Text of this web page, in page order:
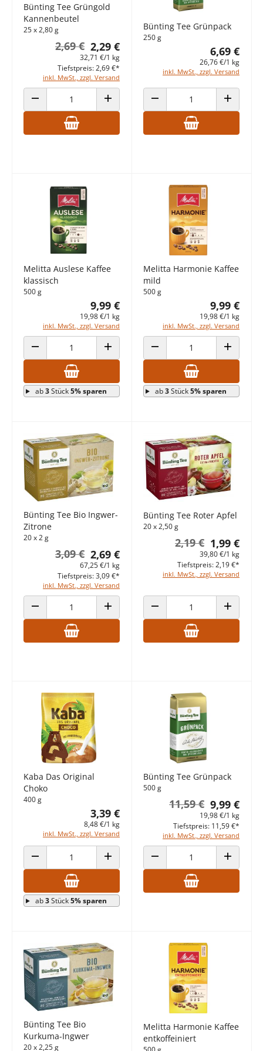
Bünting Tee Grüngold
Kannenbeutel
25 x 2,80 g
2,29 €
2,69 €
32,71 €/1 kg
inkl. MwSt., zzgl. Versand
Tiefstpreis: 2,69 €*
ANZAHL VERRINGERN ANZAHL ERHÖHEN
Bünting Tee Grünpack
250 g
6,69 €
26,76 €/1 kg
inkl. MwSt., zzgl. Versand
ANZAHL VERRINGERN ANZAHL
Melitta Auslese Kaffee
klassisch
500 g
9,99 €
19,98 €/1 kg
inkl. MwSt., zzgl. Versand
ANZAHL VERRINGERN ANZAHL ERHÖHEN
ab3Stück5% sparen
Melitta Harmonie Kaffee
mild
500 g
9,99 €
19,98 €/1 kg
inkl. MwSt., zzgl. Versand
ANZAHL VERRINGERN ANZAHL
ab3Stück5% sparen
Bünting Tee Bio Ingwer-
Zitrone
20 x 2 g
2,69 €
3,09 €
67,25 €/1 kg
inkl. MwSt., zzgl. Versand
Tiefstpreis: 3,09 €*
ANZAHL VERRINGERN ANZAHL ERHÖHEN
Bünting Tee Roter Apfel
20 x 2,50 g
1,99 €
2,19 €
39,80 €/1 kg
inkl. MwSt., zzgl. Versand
Tiefstpreis: 2,19 €*
ANZAHL VERRINGERN ANZAHL
Kaba Das Original
Choko
400 g
3,39 €
8,48 €/1 kg
inkl. MwSt., zzgl. Versand
ANZAHL VERRINGERN ANZAHL ERHÖHEN
ab3Stück5% sparen
Bünting Tee Grünpack
500 g
9,99 €
11,59 €
19,98 €/1 kg
inkl. MwSt., zzgl. Versand
Tiefstpreis: 11,59 €*
ANZAHL VERRINGERN ANZAHL
Bünting Tee Bio
Kurkuma-Ingwer
20 x 2,25 g
Melitta Harmonie Kaffee
entkoffeiniert